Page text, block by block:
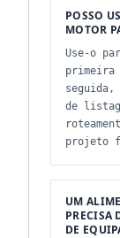
POSSO
MOTOR
Use-o
primeira
seguida,
de
projeto
UM
PRECISA
DE